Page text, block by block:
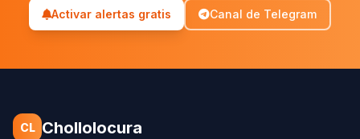
Activar alertas gratis Canal de Telegram
CL Chollolocura